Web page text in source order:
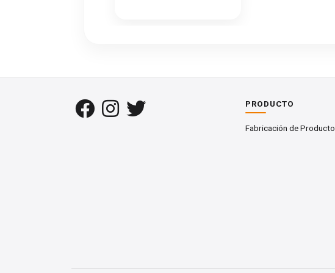
Consulta o descarga la documentación técnica
PRODUCTO
Fabricación de